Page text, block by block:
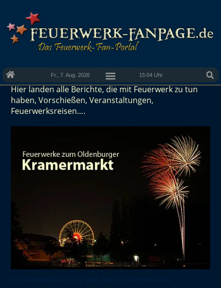
Fr., 7. Aug. 2026 15:04 Uhr
Hier landen alle Berichte, die mit Feuerwerk zu tun
haben, Vorschießen, Veranstaltungen,
Feuerwerksreisen….